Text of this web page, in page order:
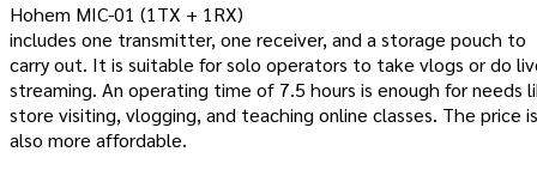
Hohem MIC-01 (1TX + 1RX)
includes one transmitter, one receiver, and a storage pouch to
carry out. It is suitable for solo operators to take vlogs or do
streaming. An operating time of 7.5 hours is enough for needs
store visiting, vlogging, and teaching online classes. The price is
also more affordable.